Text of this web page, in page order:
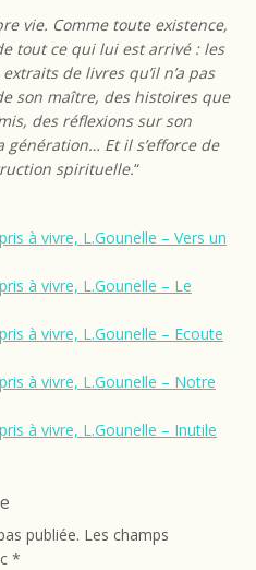
vie. Comme toute existence,
tout ce qui lui est arrivé : les
de livres qu’il n’a pas
son maître, des histoires que
des réflexions sur son
Et il s’efforce de
spirituelle.“
à vivre, L.Gounelle – Vers un
à vivre, L.Gounelle – Le
à vivre, L.Gounelle – Ecoute
à vivre, L.Gounelle – Notre
à vivre, L.Gounelle – Inutile
publiée. Les champs
*